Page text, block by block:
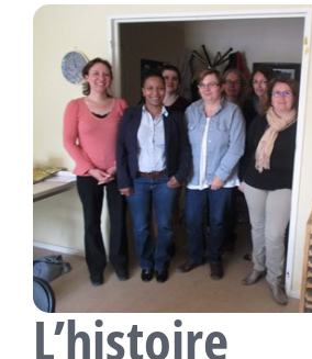
L’histoire